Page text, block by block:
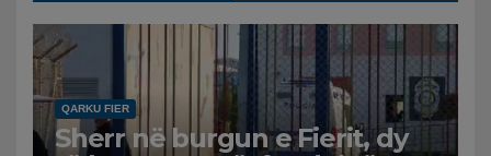
QARKU FIER
Sherr në burgun e Fierit, dy